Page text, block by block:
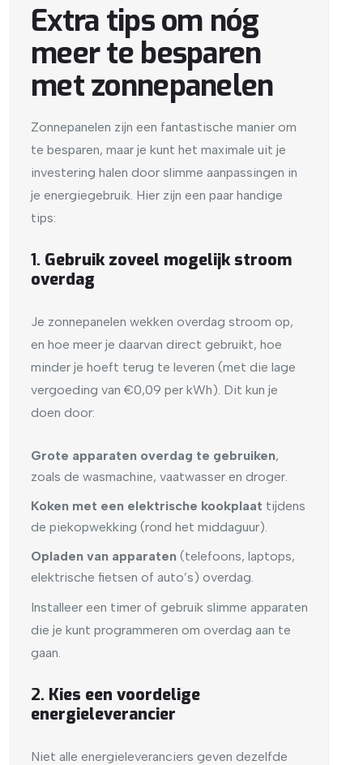
Extra tips om nóg
meer te besparen
met zonnepanelen
Zonnepanelen zijn een fantastische manier om
te besparen, maar je kunt het maximale uit je
investering halen door slimme aanpassingen in
je energiegebruik. Hier zijn een paar handige
tips:
1. Gebruik zoveel mogelijk stroom
overdag
Je zonnepanelen wekken overdag stroom op,
en hoe meer je daarvan direct gebruikt, hoe
minder je hoeft terug te leveren (met die lage
vergoeding van €0,09 per kWh). Dit kun je
doen door:
Grote apparaten overdag te gebruiken,
zoals de wasmachine, vaatwasser en droger.
Koken met een elektrische kookplaat tijdens
de piekopwekking (rond het middaguur).
Opladen van apparaten (telefoons, laptops,
elektrische fietsen of auto’s) overdag.
Installeer een timer of gebruik slimme apparaten
die je kunt programmeren om overdag aan te
gaan.
2. Kies een voordelige
energieleverancier
Niet alle energieleveranciers geven dezelfde